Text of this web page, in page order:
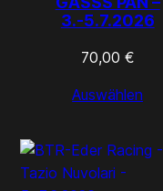
3.-5.7.2026
70,00 €
Auswählen